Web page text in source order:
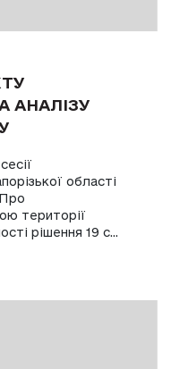
АНАЛІЗУ
області
території
рішення 19 с...